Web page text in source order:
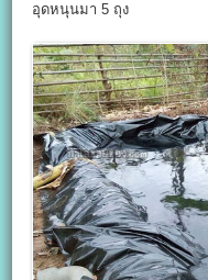
อุดหนุนมา 5 ถุง